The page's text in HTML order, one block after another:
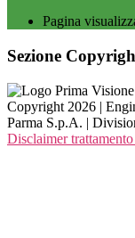
Pagina
Sezione
Copyright 2026 |
Parma S.p.A. |
Disclaimer